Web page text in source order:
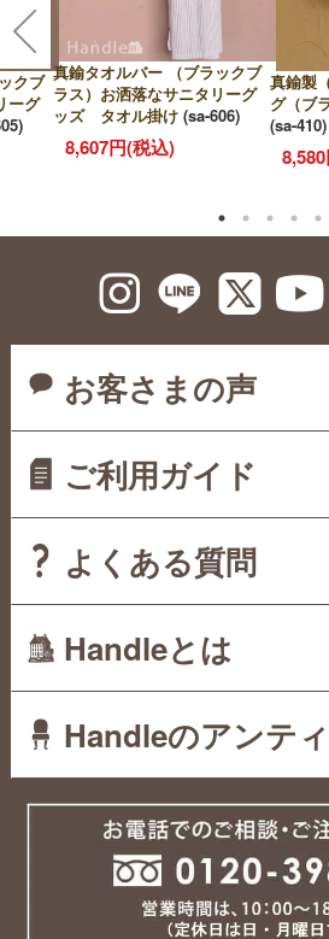
クブ
ーグ
真鍮タオルバー （ブラックブ
ラス）お洒落なサニタリーグ
ッズ タオル掛け (sa-606)
8,607円(税込)
真鍮製
グ（ブ
(sa-410)
お客さまの声
ご利用ガイド
よくある質問
Handleとは
Handleのアンテ